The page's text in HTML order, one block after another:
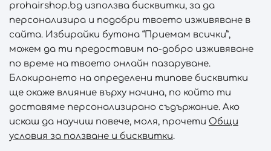
Последвай ни
Начини на плащане
Начини на доставка
prohairshop.bg използва бисквитки, за да
персонализира и подобри твоето изживяване в
сайта. Избирайки бутона “Приемам всички”,
можем да ти предоставим по-добро изживяване
по време на твоето онлайн пазаруване.
Блокирането на определени типове бисквитки
ще окаже влияние върху начина, по който ти
доставяме персонализирано съдържание. Ако
искаш да научиш повече, моля, прочети Общи
условия за ползване и бисквитки.